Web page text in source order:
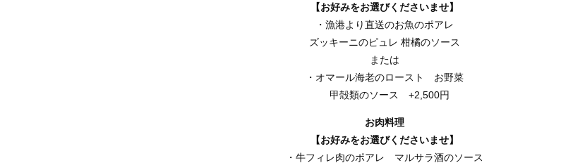
【お好みをお選びくださいませ】
・漁港より直送のお魚のポアレ
ズッキーニのピュレ 柑橘のソース
または
・オマール海老のロースト お野菜
甲殻類のソース +2,500円
お肉料理
【お好みをお選びくださいませ】
・牛フィレ肉のポアレ マルサラ酒のソース